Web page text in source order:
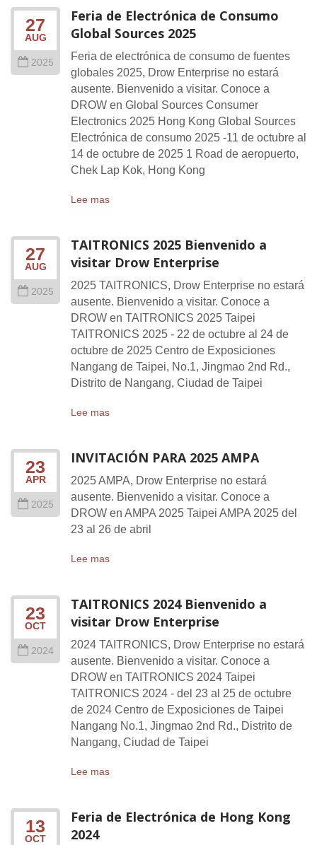
27
AUG
2025
Feria de Electrónica de Consumo
Global Sources 2025
Feria de electrónica de consumo de fuentes
globales 2025, Drow Enterprise no estará
ausente. Bienvenido a visitar. Conoce a
DROW en Global Sources Consumer
Electronics 2025 Hong Kong Global Sources
Electrónica de consumo 2025 -11 de octubre al
14 de octubre de 2025 1 Road de aeropuerto,
Chek Lap Kok, Hong Kong
Lee mas
27
AUG
2025
TAITRONICS 2025 Bienvenido a
visitar Drow Enterprise
2025 TAITRONICS, Drow Enterprise no estará
ausente. Bienvenido a visitar. Conoce a
DROW en TAITRONICS 2025 Taipei
TAITRONICS 2025 - 22 de octubre al 24 de
octubre de 2025 Centro de Exposiciones
Nangang de Taipei, No.1, Jingmao 2nd Rd.,
Distrito de Nangang, Ciudad de Taipei
Lee mas
23
APR
2025
INVITACIÓN PARA 2025 AMPA
2025 AMPA, Drow Enterprise no estará
ausente. Bienvenido a visitar. Conoce a
DROW en AMPA 2025 Taipei AMPA 2025 del
23 al 26 de abril
Lee mas
23
OCT
2024
TAITRONICS 2024 Bienvenido a
visitar Drow Enterprise
2024 TAITRONICS, Drow Enterprise no estará
ausente. Bienvenido a visitar. Conoce a
DROW en TAITRONICS 2024 Taipei
TAITRONICS 2024 - del 23 al 25 de octubre
de 2024 Centro de Exposiciones de Taipei
Nangang No.1, Jingmao 2nd Rd., Distrito de
Nangang, Ciudad de Taipei
Lee mas
13
OCT
Feria de Electrónica de Hong Kong
2024